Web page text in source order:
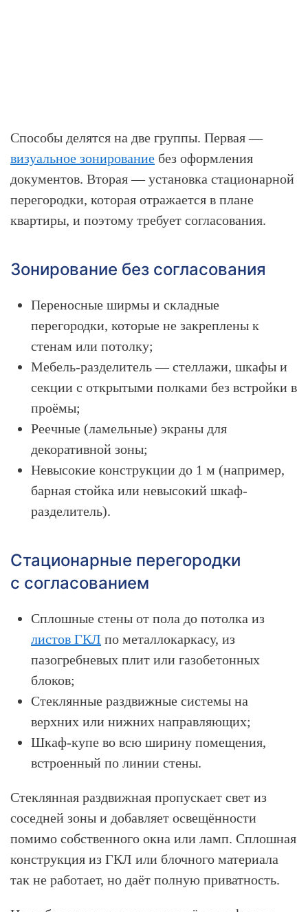
Способы делятся на две группы. Первая —
визуальное зонирование без оформления
документов. Вторая — установка стационарной
перегородки, которая отражается в плане
квартиры, и поэтому требует согласования.
Зонирование без согласования
Переносные ширмы и складные
перегородки, которые не закреплены к
стенам или потолку;
Мебель-разделитель — стеллажи, шкафы и
секции с открытыми полками без встройки в
проёмы;
Реечные (ламельные) экраны для
декоративной зоны;
Невысокие конструкции до 1 м (например,
барная стойка или невысокий шкаф-
разделитель).
Стационарные перегородки
с согласованием
Сплошные стены от пола до потолка из
листов ГКЛ по металлокаркасу, из
пазогребневых плит или газобетонных
блоков;
Стеклянные раздвижные системы на
верхних или нижних направляющих;
Шкаф-купе во всю ширину помещения,
встроенный по линии стены.
Стеклянная раздвижная пропускает свет из
соседней зоны и добавляет освещённости
помимо собственного окна или ламп. Сплошная
конструкция из ГКЛ или блочного материала
так не работает, но даёт полную приватность.